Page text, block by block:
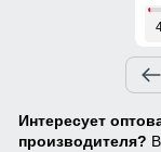
Интересует
производителя?